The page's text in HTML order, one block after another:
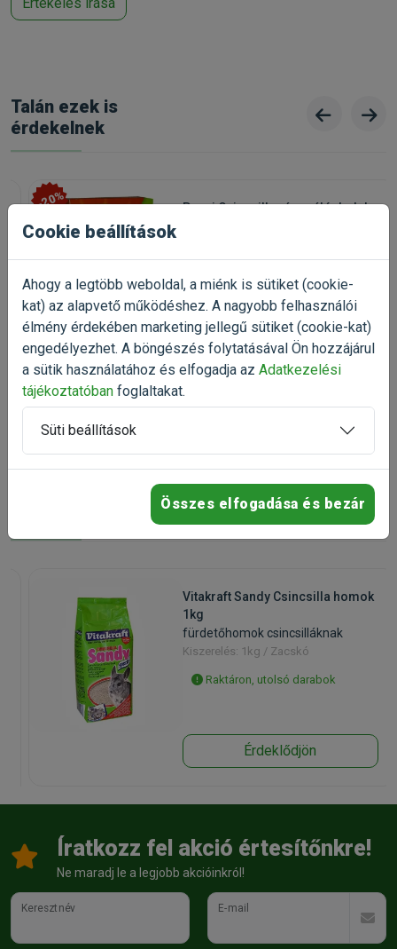
Értékelés írása
Talán ezek is
érdekelnek
-20%
Panzi Csincsilla rágcsálóeledel
Kiszerelés: 400g / Doboz
Raktáron
1 223 Ft 1 529 Ft
Kosárba
Mások ezeket a
Vitakraft Sandy Csincsilla homok
1kg
fürdetőhomok csincsilláknak
Kiszerelés: 1kg / Zacskó
Raktáron, utolsó darabok
Érdeklődjön
Íratkozz fel akció értesítőnkre!
Ne maradj le a legjobb akcióinkról!
Keresztnév E-mail
Cookie beállítások
Ahogy a legtöbb weboldal, a miénk is sütiket (cookie-
kat) az alapvető működéshez. A nagyobb felhasználói
élmény érdekében marketing jellegű sütiket (cookie-kat)
engedélyezhet. A böngészés folytatásával Ön hozzájárul
a sütik használatához és elfogadja az Adatkezelési
tájékoztatóban foglaltakat.
Süti beállítások
Összes elfogadása és bezár